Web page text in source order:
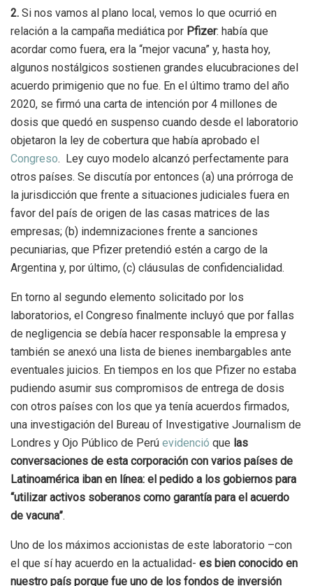
2. Si nos vamos al plano local, vemos lo que ocurrió en
relación a la campaña mediática por Pfizer: había que
acordar como fuera, era la “mejor vacuna” y, hasta hoy,
algunos nostálgicos sostienen grandes elucubraciones del
acuerdo primigenio que no fue. En el último tramo del año
2020, se firmó una carta de intención por 4 millones de
dosis que quedó en suspenso cuando desde el laboratorio
objetaron la ley de cobertura que había aprobado el
Congreso. Ley cuyo modelo alcanzó perfectamente para
otros países. Se discutía por entonces (a) una prórroga de
la jurisdicción que frente a situaciones judiciales fuera en
favor del país de origen de las casas matrices de las
empresas; (b) indemnizaciones frente a sanciones
pecuniarias, que Pfizer pretendió estén a cargo de la
Argentina y, por último, (c) cláusulas de confidencialidad.
En torno al segundo elemento solicitado por los
laboratorios, el Congreso finalmente incluyó que por fallas
de negligencia se debía hacer responsable la empresa y
también se anexó una lista de bienes inembargables ante
eventuales juicios. En tiempos en los que Pfizer no estaba
pudiendo asumir sus compromisos de entrega de dosis
con otros países con los que ya tenía acuerdos firmados,
una investigación del Bureau of Investigative Journalism de
Londres y Ojo Público de Perú evidenció que las
conversaciones de esta corporación con varios países de
Latinoamérica iban en línea: el pedido a los gobiernos para
“utilizar activos soberanos como garantía para el acuerdo
de vacuna”.
Uno de los máximos accionistas de este laboratorio –con
el que sí hay acuerdo en la actualidad- es bien conocido en
nuestro país porque fue uno de los fondos de inversión